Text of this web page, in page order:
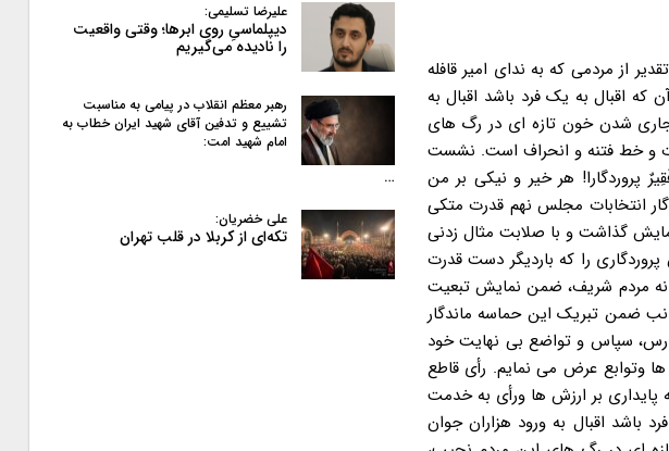
از مردمی که به ندای امیر قافله
اقبال به یک فرد باشد اقبال به
جاری شدن خون تازه ای در رگ های
و خط فتنه و انحراف است. نشست
پروردگارا! هر خیر و نیکی بر من
حماسه ماندگار انتخابات مجلس نهم قدرت متکی
گذاشت و با صلابت مثال زدنی
را که باردیگر دست قدرت
مردم شریف، ضمن نمایش تبعیت
ضمن تبریک این حماسه ماندگار
سپاس و تواضع بی نهایت خود
ها وتوابع عرض می نمایم. رأی قاطع
بر ارزش ها ورأی به خدمت
باشد اقبال به ورود هزاران جوان
علیرضا تسلیمی:
دیپلماسیِ روی ابرها؛ وقتی واقعیت
را نادیده می‌گیریم
رهبر معظم انقلاب در پیامی به‌ مناسبت
تشییع و تدفین آقای شهید ایران خطاب به
امام شهید امت:
…
علی خضریان:
تکه‌ای از کربلا در قلب تهران